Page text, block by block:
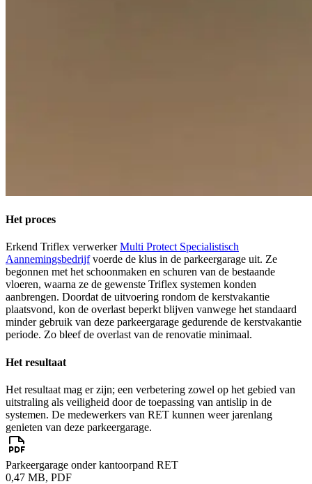
Het proces
Erkend Triflex verwerkerMulti Protect Specialistisch
Aannemingsbedrijfvoerde de klus in de parkeergarage uit. Ze
begonnen met het schoonmaken en schuren van de bestaande
vloeren, waarna ze de gewenste Triflex systemen konden
aanbrengen. Doordat de uitvoering rondom de kerstvakantie
plaatsvond, kon de overlast beperkt blijven vanwege het standaard
minder gebruik van deze parkeergarage gedurende de kerstvakantie
periode. Zo bleef de overlast van de renovatie minimaal.
Het resultaat
Het resultaat mag er zijn; een verbetering zowel op het gebied van
uitstraling als veiligheid door de toepassing van antislip in de
systemen. De medewerkers van RET kunnen weer jarenlang
genieten van deze parkeergarage.
Parkeergarage onder kantoorpand RET
0,47 MB, PDF